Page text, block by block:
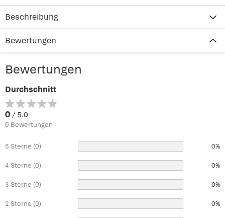
Beschreibung
Bewertungen
Bewertungen
Durchschnitt
0 / 5.0
0 Bewertungen
5 Sterne (0) 0%
4 Sterne (0) 0%
3 Sterne (0) 0%
2 Sterne (0) 0%